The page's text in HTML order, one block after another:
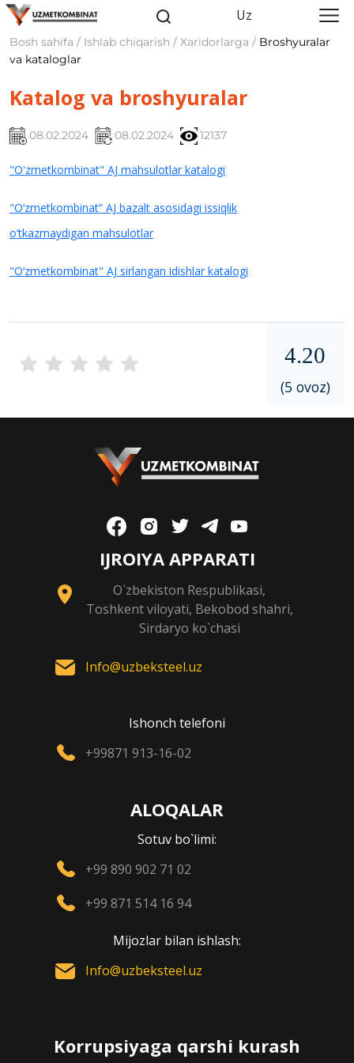
Uz
Bosh sahifa / Ishlab chiqarish / Xaridorlarga / Broshyuralar
va kataloglar
Katalog va broshyuralar
08.02.2024 08.02.2024 12137
"O'zmetkombinat" AJ mahsulotlar katalogi
"O‘zmetkombinat” AJ bazalt asosidagi issiqlik
o‘tkazmaydigan mahsulotlar
"O‘zmetkombinat" AJ sirlangan idishlar katalogi
4.20
(5 ovoz)
IJROIYA APPARATI
O`zbekiston Respublikasi,
Toshkent viloyati, Bekobod shahri,
Sirdaryo ko`chasi
Info@uzbeksteel.uz
Ishonch telefoni
+99871 913-16-02
ALOQALAR
Sotuv bo`limi:
+99 890 902 71 02
+99 871 514 16 94
Mijozlar bilan ishlash:
Info@uzbeksteel.uz
Korrupsiyaga qarshi kurash